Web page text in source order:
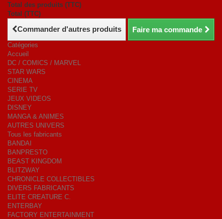
Total des produits (TTC)
Total (TTC)
Commander d'autres produits Faire ma commande
Catégories
Accueil
DC / COMICS / MARVEL
STAR WARS
CINEMA
SERIE TV
JEUX VIDEOS
DISNEY
MANGA & ANIMES
AUTRES UNIVERS
Tous les fabricants
BANDAI
BANPRESTO
BEAST KINGDOM
BLITZWAY
CHRONICLE COLLECTIBLES
DIVERS FABRICANTS
ELITE CREATURE C.
ENTERBAY
FACTORY ENTERTAINMENT